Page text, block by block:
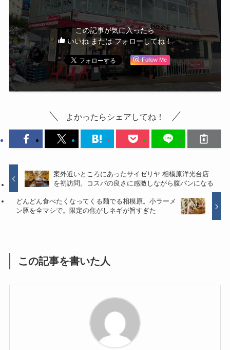
この記事が気に入ったら
いいね または フォローしてね！
Follow Me
よかったらシェアしてね！
案外近いところにあったサイゼリヤ 相模原洋光台店
を初訪問。コスパの良さに感激しながら腹パンになる
どんどん食べたくなってくる麺でる相模原。小ラーメ
ン豚を全マシで。限定の焦がしネギが旨すぎた
この記事を書いた人